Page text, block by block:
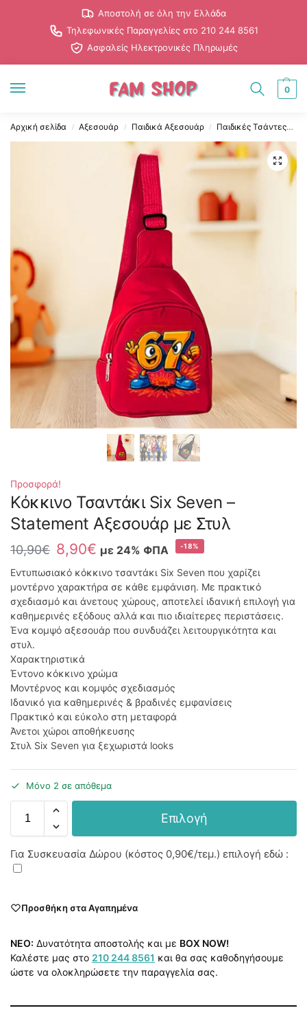
Αποστολή σε όλη την Ελλάδα
Τηλεφωνικές Παραγγελίες στο 210 244 8561
Ασφαλείς Ηλεκτρονικές Πληρωμές
0
Αρχική σελίδα / Αξεσουάρ / Παιδικά Αξεσουάρ / Παιδικές Τσάντες
Προσφορά!
Κόκκινο Τσαντάκι Six Seven –
Statement Αξεσουάρ με Στυλ
10,90€ 8,90€ με 24% ΦΠΑ -18%
Εντυπωσιακό κόκκινο τσαντάκι Six Seven που χαρίζει
μοντέρνο χαρακτήρα σε κάθε εμφάνιση. Με πρακτικό
σχεδιασμό και άνετους χώρους, αποτελεί ιδανική επιλογή για
καθημερινές εξόδους αλλά και πιο ιδιαίτερες περιστάσεις.
Ένα κομψό αξεσουάρ που συνδυάζει λειτουργικότητα και
στυλ.
Χαρακτηριστικά
Έντονο κόκκινο χρώμα
Μοντέρνος και κομψός σχεδιασμός
Ιδανικό για καθημερινές & βραδινές εμφανίσεις
Πρακτικό και εύκολο στη μεταφορά
Άνετοι χώροι αποθήκευσης
Στυλ Six Seven για ξεχωριστά looks
Μόνο 2 σε απόθεμα
Επιλογή
Για Συσκευασία Δώρου (κόστος 0,90€/τεμ.) επιλογή εδώ :
Προσθήκη στα Αγαπημένα
NEO: Δυνατότητα αποστολής και με BOX NOW!
Καλέστε μας στο 210 244 8561 και θα σας καθοδηγήσουμε
ώστε να ολοκληρώσετε την παραγγελία σας.